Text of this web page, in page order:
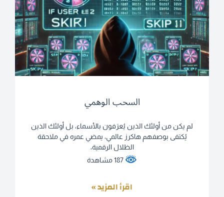
السحب الوهمي
لم يكن من أولئك الذين يُعرَفون بالأسماء، بل أولئك الذين
يُكتفى بوصفهم هاكرز عالمي، يمضي عمره في ملاحقة
الظلال الرقمية،
اقرأ المزيد »